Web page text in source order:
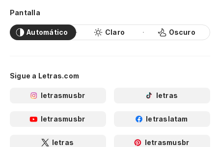
Pantalla
Automático Claro Oscuro
Sigue a Letras.com
letrasmusbr letras
letrasmusbr letraslatam
letras letrasmusbr